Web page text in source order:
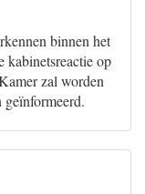
binnen het
kabinetsreactie op
zal worden